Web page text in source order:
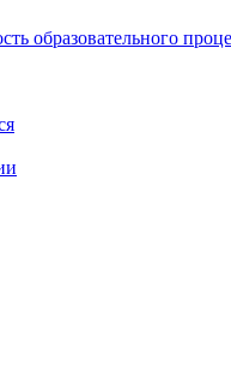
образовательного